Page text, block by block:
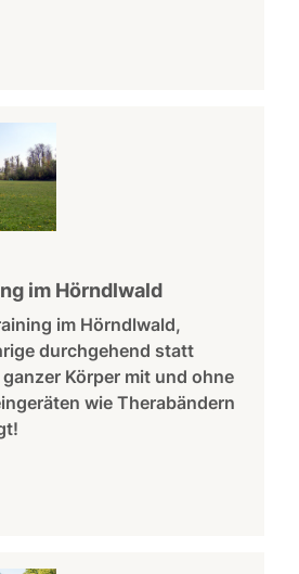
im Hörndlwald
im Hörndlwald,
durchgehend statt
Körper mit und ohne
wie Therabändern